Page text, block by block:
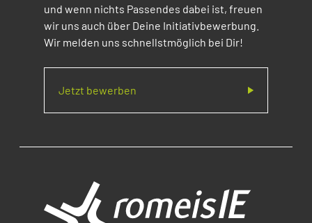
und wenn nichts Passendes dabei ist, freuen
wir uns auch über Deine Initiativbewerbung.
Wir melden uns schnellstmöglich bei Dir!
Jetzt bewerben